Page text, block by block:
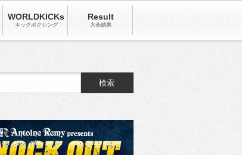
WORLDKICKs
キックポクシング
Result
大会結果